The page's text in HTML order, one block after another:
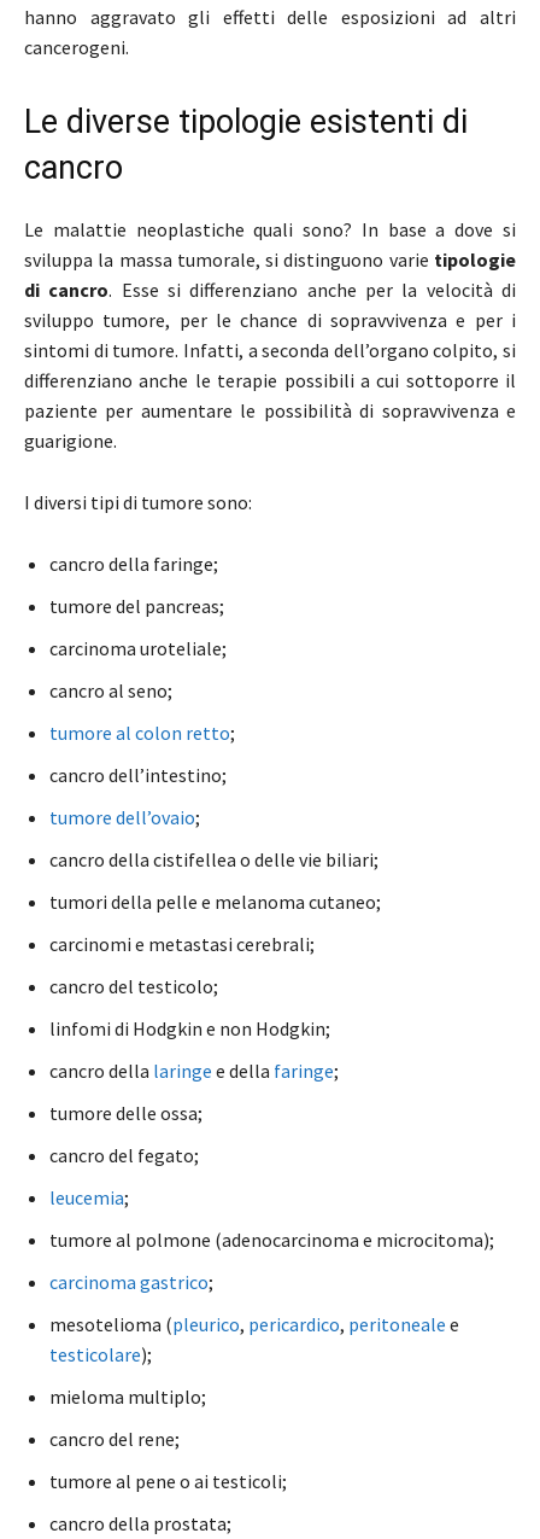
hanno aggravato gli effetti delle esposizioni ad altri
cancerogeni.
Le diverse tipologie esistenti di
cancro
Le malattie neoplastiche quali sono? In base a dove si
sviluppa la massa tumorale, si distinguono varie tipologie
di cancro. Esse si differenziano anche per la velocità di
sviluppo tumore, per le chance di sopravvivenza e per i
sintomi di tumore. Infatti, a seconda dell’organo colpito, si
differenziano anche le terapie possibili a cui sottoporre il
paziente per aumentare le possibilità di sopravvivenza e
guarigione.
I diversi tipi di tumore sono:
cancro della faringe;
tumore del pancreas;
carcinoma uroteliale;
cancro al seno;
tumore al colon retto;
cancro dell’intestino;
tumore dell’ovaio;
cancro della cistifellea o delle vie biliari;
tumori della pelle e melanoma cutaneo;
carcinomi e metastasi cerebrali;
cancro del testicolo;
linfomi di Hodgkin e non Hodgkin;
cancro della laringe e della faringe;
tumore delle ossa;
cancro del fegato;
leucemia;
tumore al polmone (adenocarcinoma e microcitoma);
carcinoma gastrico;
mesotelioma (pleurico, pericardico, peritoneale e
testicolare);
mieloma multiplo;
cancro del rene;
tumore al pene o ai testicoli;
cancro della prostata;